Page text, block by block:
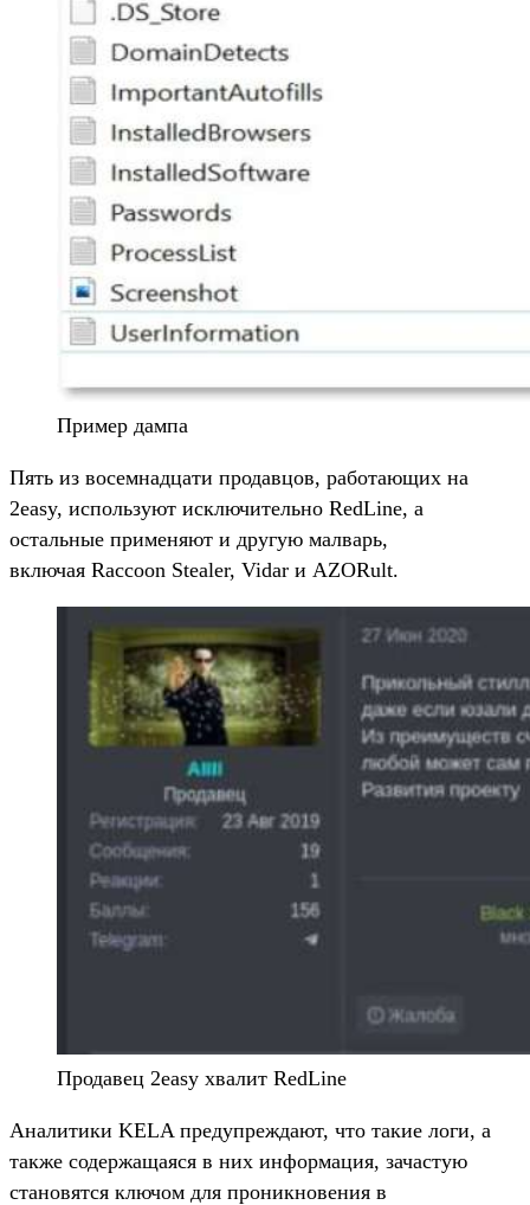
Пример дампа
Пять из восемнадцати продавцов, работающих на
2easy, используют исключительно RedLine, а
остальные применяют и другую малварь,
включая Raccoon Stealer, Vidar и AZORult.
Продавец 2easy хвалит RedLine
Аналитики KELA предупреждают, что такие логи, а
также содержащаяся в них информация, зачастую
становятся ключом для проникновения в